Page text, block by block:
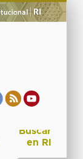
Buscar
en RI